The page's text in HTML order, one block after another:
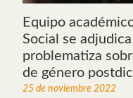
Equipo
Social se
problematiza
de género
25 de noviembre 2022